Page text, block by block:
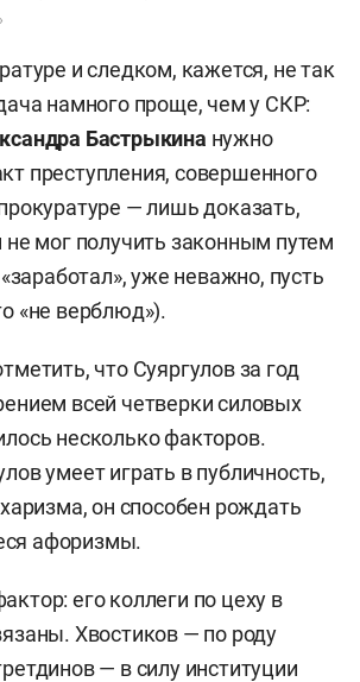
и следком, кажется, не так
намного проще, чем у СКР:
Бастрыкина нужно
преступления, совершенного
— лишь доказать,
не мог получить законным путем
уже неважно, пусть
«не верблюд»).
что Суяргулов за год
всей четверки силовых
несколько факторов.
умеет играть в публичность,
он способен рождать
афоризмы.
его коллеги по цеху в
Хвостиков — по роду
— в силу институции